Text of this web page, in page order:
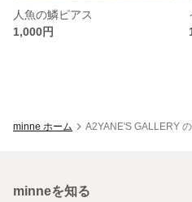
人魚の鱗ピアス
1,000円
minne ホーム A2YANE'S GALLERY
minneを知る